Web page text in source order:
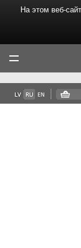
Menu
На этом веб-